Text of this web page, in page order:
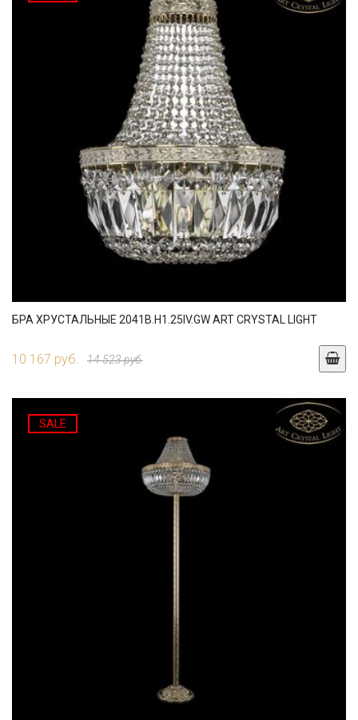
БРА ХРУСТАЛЬНЫЕ 2041B.H1.25IV.GW ART CRYSTAL LIGHT
10 167 руб. 14 523 руб.
SALE